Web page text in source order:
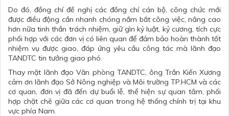
Do đó, đồng chí đề nghị các đồng chí cán bộ, công chức mới
được điều động cần nhanh chóng nắm bắt công việc, nâng cao
hơn nữa tinh thần trách nhiệm, giữ gìn kỷ luật, kỷ cương, tích cực
phối hợp với các đơn vị có liên quan để đảm bảo hoàn thành tốt
nhiệm vụ được giao, đáp ứng yêu cầu công tác mà lãnh đạo
TANDTC tin tưởng giao phó.
Thay mặt lãnh đạo Văn phòng TANDTC, ông Trần Kiến Xương
cảm ơn lãnh đạo Sở Nông nghiệp và Môi trường TP.HCM và các
cơ quan, đơn vị đã đến dự buổi lễ, thể hiện sự quan tâm, phối
hợp chặt chẽ giữa các cơ quan trong hệ thống chính trị tại khu
vực phía Nam.